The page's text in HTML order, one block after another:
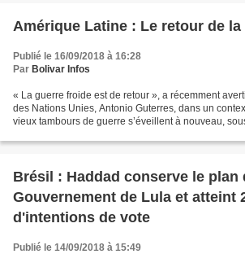
Amérique Latine : Le retour de
Publié le 16/09/2018 à 16:28
Par Bolivar Infos
« La guerre froide est de retour », a récemment
des Nations Unies, Antonio Guterres, dans un
vieux tambours de guerre s’éveillent à nouveau,
Brésil : Haddad conserve le plan
Gouvernement de Lula et atteint
d'intentions de vote
Publié le 14/09/2018 à 15:49